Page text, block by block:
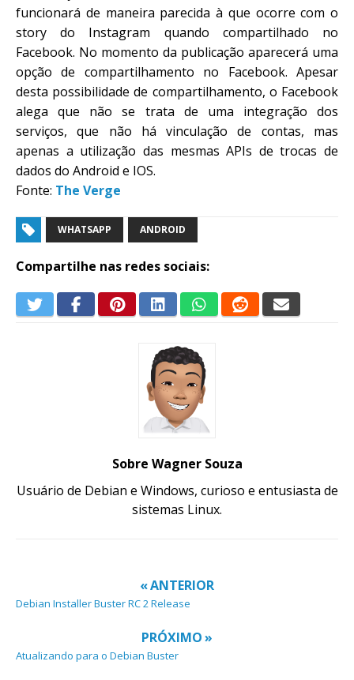
funcionará de maneira parecida à que ocorre com o
story do Instagram quando compartilhado no
Facebook. No momento da publicação aparecerá uma
opção de compartilhamento no Facebook. Apesar
desta possibilidade de compartilhamento, o Facebook
alega que não se trata de uma integração dos
serviços, que não há vinculação de contas, mas
apenas a utilização das mesmas APIs de trocas de
dados do Android e IOS.
Fonte: The Verge
WHATSAPP ANDROID
Compartilhe nas redes sociais:
Sobre Wagner Souza
Usuário de Debian e Windows, curioso e entusiasta de
sistemas Linux.
« ANTERIOR
Debian Installer Buster RC 2 Release
PRÓXIMO »
Atualizando para o Debian Buster